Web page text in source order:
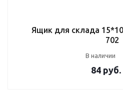
Ящик для склада
702
В наличии
84 руб.